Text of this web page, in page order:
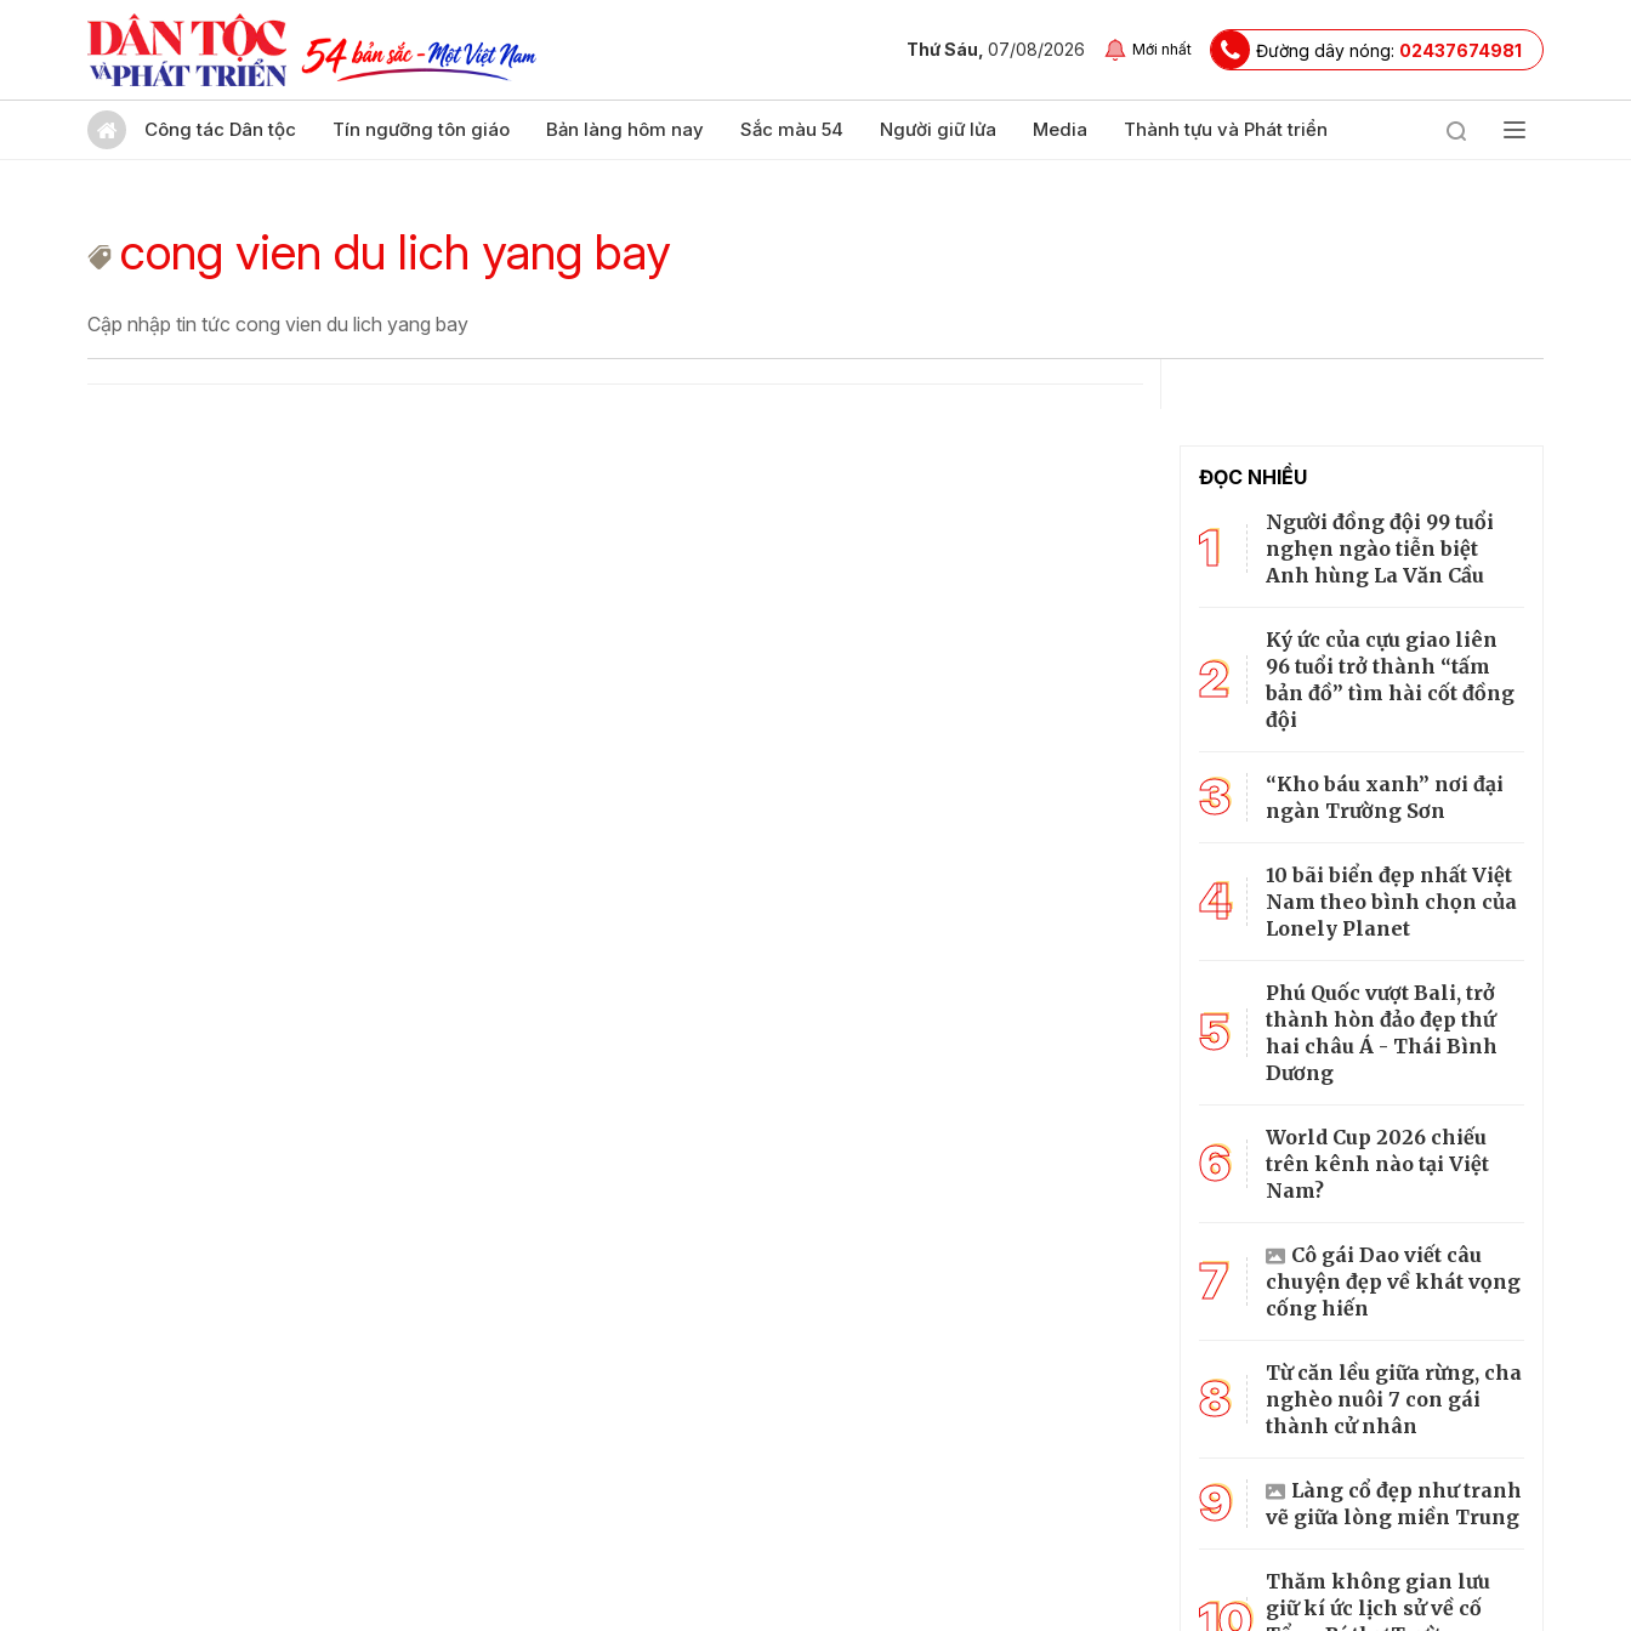
Thứ Sáu, 07/08/2026 Mới nhất Đường dây nóng: 02437674981
Công tác Dân tộc Tín ngưỡng tôn giáo Bản làng hôm nay Sắc màu 54 Người giữ lửa Media Thành tựu và Phát triển
cong vien du lich yang bay
Cập nhập tin tức cong vien du lich yang bay
ĐỌC NHIỀU
1
Người đồng đội 99 tuổi
nghẹn ngào tiễn biệt
Anh hùng La Văn Cầu
2
Ký ức của cựu giao liên
96 tuổi trở thành “tấm
bản đồ” tìm hài cốt đồng
đội
3
“Kho báu xanh” nơi đại
ngàn Trường Sơn
4
10 bãi biển đẹp nhất Việt
Nam theo bình chọn của
Lonely Planet
5
Phú Quốc vượt Bali, trở
thành hòn đảo đẹp thứ
hai châu Á - Thái Bình
Dương
6
World Cup 2026 chiếu
trên kênh nào tại Việt
Nam?
7
Cô gái Dao viết câu
chuyện đẹp về khát vọng
cống hiến
8
Từ căn lều giữa rừng, cha
nghèo nuôi 7 con gái
thành cử nhân
9
Làng cổ đẹp như tranh
vẽ giữa lòng miền Trung
Thăm không gian lưu
giữ kí ức lịch sử về cố